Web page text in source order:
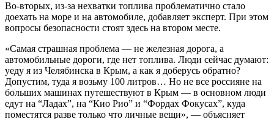
Во-вторых, из-за нехватки топлива проблематично стало
доехать на море и на автомобиле, добавляет эксперт. При этом
вопросы безопасности стоят здесь на втором месте.
«Самая страшная проблема — не железная дорога, а
автомобильные дороги, где нет топлива. Люди сейчас думают:
уеду я из Челябинска в Крым, а как я доберусь обратно?
Допустим, туда я возьму 100 литров… Но не все россияне на
больших машинах путешествуют в Крым — в основном люди
едут на “Ладах”, на “Кио Рио” и “Фордах Фокусах”, куда
поместятся разве только что личные вещи», — объясняет